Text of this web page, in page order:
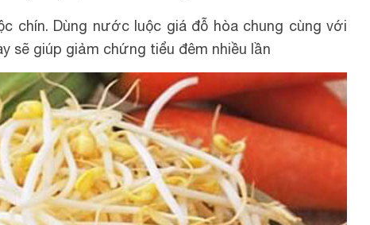
chín. Dùng nước luộc giá đỗ hòa chung cùng với
sẽ giúp giảm chứng tiểu đêm nhiều lần